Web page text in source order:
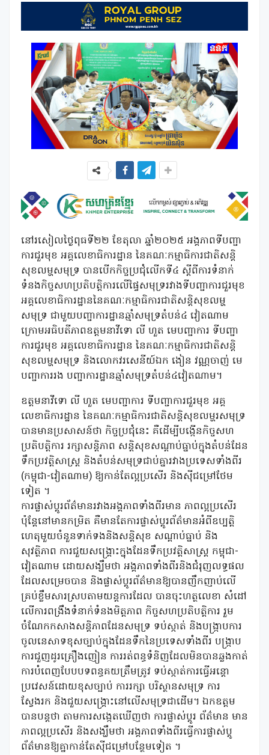
នៅរសៀលថ្ងៃពុធទី២២ ខែតុលា ឆ្នាំ២០២៥ អង្គភាពទីបញ្ជា
ការជួរមុខ អគ្គលេខាធិការដ្ឋាន នៃគណៈកម្មាធិការជាតិសន្តិ
សុខលម្ហសមុទ្រ បានបើកកិច្ចប្រជុំលើកទី៤ ស្តីពីការទំនាក់
ទំនងកិច្ចសហប្រតិបត្តិការលើផ្ទៃសមុទ្ររវាងទីបញ្ជាការជួរមុខ
អគ្គលេខាធិការដ្ឋាននៃគណៈកម្មាធិការជាតិសន្តិសុខលម្ហ
សមុទ្រ ជាមួយបញ្ជាការដ្ឋានឆ្មាំសមុទ្រតំបន់៤ វៀតណាម
ក្រោមអធិបតីភាពឧត្តមនាវីទោ លី ហួត មេបញ្ជាការ ទីបញ្ជា
ការជួរមុខ អគ្គលេខាធិការដ្ឋាន នៃគណៈកម្មាធិការជាតិសន្តិ
សុខលម្ហសមុទ្រ និងលោកវរសេនីយ៍ឯក ងៀន វណ្ណចាញ់ មេ
បញ្ជាការរង បញ្ជាការដ្ឋានឆ្មាំសមុទ្រតំបន់៤វៀតណាម។
ឧត្តមនាវីទោ លី ហួត មេបញ្ជាការ ទីបញ្ជាការជួរមុខ អគ្គ
លេខាធិការដ្ឋាន នៃគណៈកម្មាធិការជាតិសន្តិសុខលម្ហរសមុទ្រ
បានមានប្រសាសន៍ថា កិច្ចប្រជុំនេះ គឺដើម្បីបង្កើនកិច្ចសហ
ប្រតិបត្តិការ រក្សាសន្តិភាព សន្តិសុខសណ្តាប់ធ្នាប់ក្នុងតំបន់ដែន
ទឹកប្រវត្តិសាស្ត្រ និងតំបន់សមុទ្រជាប់គ្នារវាងប្រទេសទាំងពីរ
(កម្ពុជា-វៀតណាម) ឱ្យកាន់តែល្អប្រសើរ និងស៊ីជម្រៅថែម
ទៀត ។
ការផ្លាស់ប្តូរព័ត៌មានរវាងអង្គភាពទាំងពីរមាន ភាពល្អប្រសើរ
ប៉ុន្តែនៅមានកម្រិត គឺមានតែការផ្លាស់ប្តូរព័ត៌មានអំពីឧប្បត្តិ
ហេតុមួយចំនួនទាក់ទងនិងសន្តិសុខ សណ្តាប់ធ្នាប់ និង
សុវត្ថិភាព ការជួយសង្គ្រោះក្នុងដែនទឹកប្រវត្តិសាស្ត្រ កម្ពុជា-
វៀតណាម ដោយសង្ឃឹមថា អង្គភាពទាំងពីរនិងជំរុញលទ្ធផល
ដែលសម្រេចបាន និងផ្លាស់ប្តូរព័ត៌មានឱ្យបានញឹកញាប់លើ
គ្រប់ខ្លឹមសារស្របតាមយន្តការដែល បានចុះហត្ថលេខា សំដៅ
លើការពង្រឹងទំនាក់ទំនងមិត្តភាព កិច្ចសហប្រតិបត្តិការ រួម
ចំណែកកសាងសន្តិភាពដែនសមុទ្រ ទប់ស្កាត់ និងបង្ក្រាបការ
ចូលនេសាទខុសច្បាប់ក្នុងដែនទឹកនៃប្រទេសទាំងពីរ បង្ក្រាប
ការជួញដូរគ្រឿងញៀន ការរត់ពន្ធទំនិញដែលមិនបានឆ្លងកាត់
ការបំពេញបែបបទពន្ធគយត្រឹមត្រូវ ទប់ស្កាត់ការធ្វើអន្តោ
ប្រវេសន៍ដោយខុសច្បាប់ ការរក្សា បរិស្ថានសមុទ្រ ការ
ស្វែងរក និងជួយសង្គ្រោះនៅលើសមុទ្រជាដើម។ ឯកឧត្តម
បានបន្តថា តាមការសង្កេតឃើញថា ការផ្លាស់ប្តូរ ព័ត៌មាន មាន
ភាពល្អប្រសើរ និងសង្ឃឹមថា អង្គភាពទាំងពីរធ្វើការផ្លាស់ប្តូ
ព័ត៌មានឱ្យគ្នាកាន់តែស៊ីជម្រៅបន្ថែមទៀត ។